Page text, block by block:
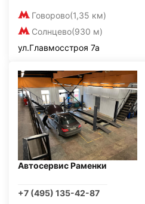
Говорово(1,35 км)
Солнцево(930 м)
ул.Главмосстроя 7а
Автосервис Раменки
+7 (495) 135-42-87